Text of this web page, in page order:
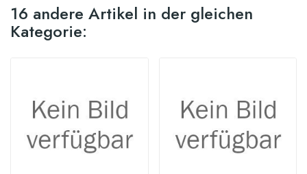
16 andere Artikel in der gleichen
Kategorie: